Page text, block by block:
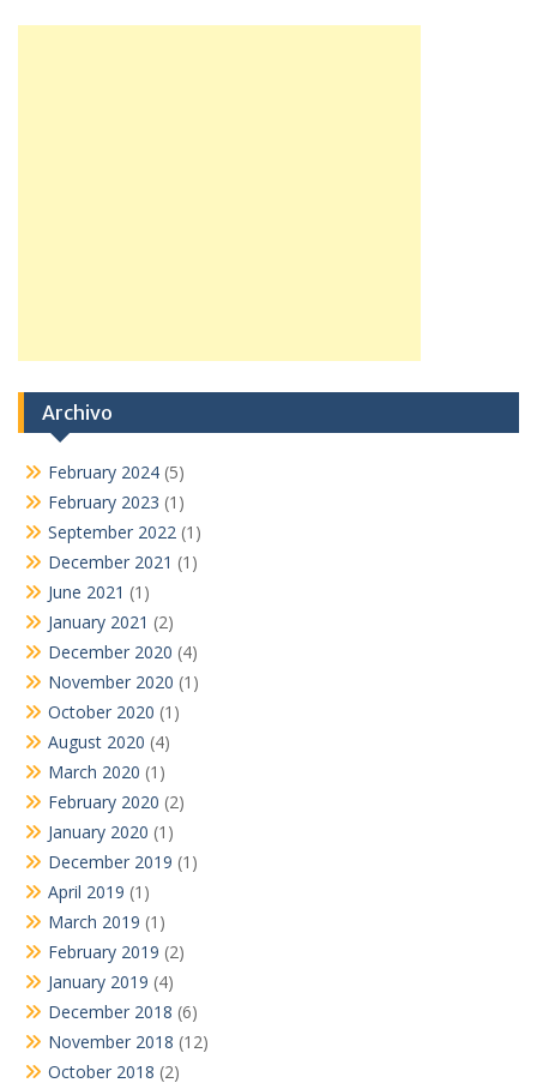
Archivo
February 2024 (5)
February 2023 (1)
September 2022 (1)
December 2021 (1)
June 2021 (1)
January 2021 (2)
December 2020 (4)
November 2020 (1)
October 2020 (1)
August 2020 (4)
March 2020 (1)
February 2020 (2)
January 2020 (1)
December 2019 (1)
April 2019 (1)
March 2019 (1)
February 2019 (2)
January 2019 (4)
December 2018 (6)
November 2018 (12)
October 2018 (2)